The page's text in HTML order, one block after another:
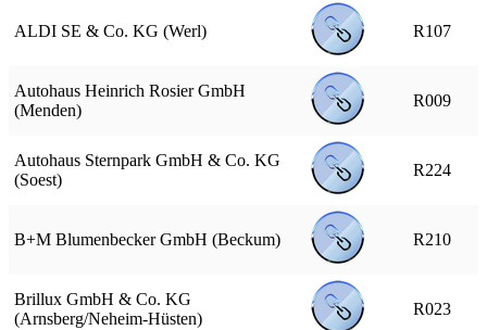
ALDI SE & Co. KG (Werl) R107
Autohaus Heinrich Rosier GmbH
(Menden)
R009
Autohaus Sternpark GmbH & Co. KG
(Soest)
R224
B+M Blumenbecker GmbH (Beckum) R210
Brillux GmbH & Co. KG
(Arnsberg/Neheim-Hüsten)
R023